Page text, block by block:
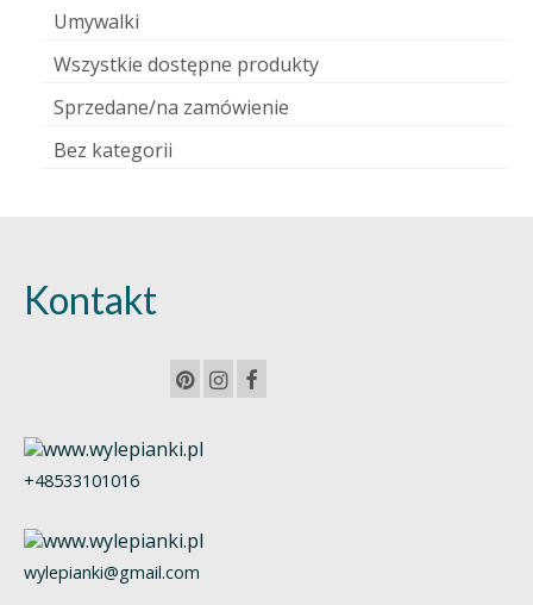
Umywalki
Wszystkie dostępne produkty
Sprzedane/na zamówienie
Bez kategorii
Kontakt
+48533101016
wylepianki@gmail.com